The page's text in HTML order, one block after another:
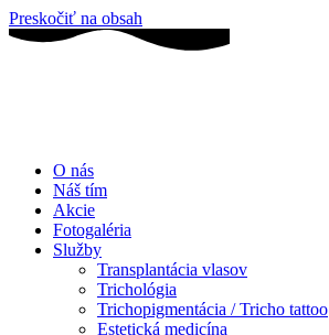
Preskočiť na obsah
O nás
Náš tím
Akcie
Fotogaléria
Služby
Transplantácia vlasov
Trichológia
Trichopigmentácia / Tricho tattoo
Estetická medicína